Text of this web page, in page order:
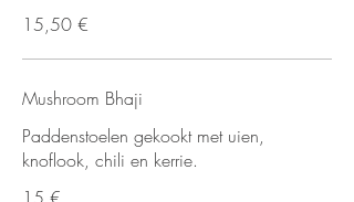
15,50 €
Mushroom Bhaji
Paddenstoelen gekookt met uien,
knoflook, chili en kerrie.